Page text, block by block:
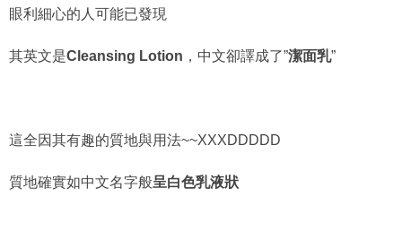
眼利細心的人可能已發現
其英文是Cleansing Lotion ，中文卻譯成了”潔面乳”
這全因其有趣的質地與用法~~XXXDDDDD
質地確實如中文名字般呈白色乳液狀